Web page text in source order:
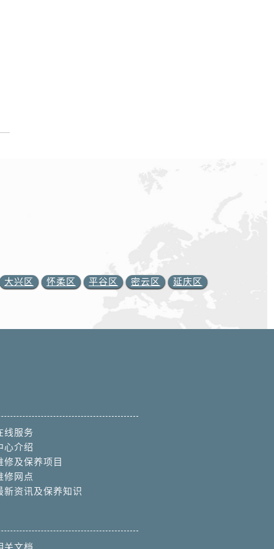
大兴区 怀柔区 平谷区 密云区 延庆区
线服务
心介绍
修及保养项目
修网点
新资讯及保养知识